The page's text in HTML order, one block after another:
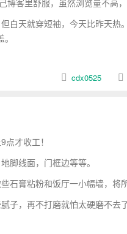
客里舒服，虽然浏览量不高，
白天就穿短袖，今天比昨天热
cdx0525
才收工！
脚线面，门框边等等。
膏粘粉和饭厅一小幅墙，将
子，再不打磨就怕太硬磨不去了